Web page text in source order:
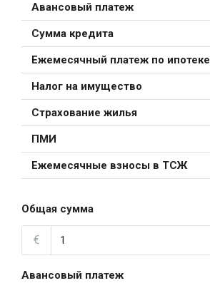
Авансовый платеж
Сумма кредита
Ежемесячный платеж по ипотеке
Налог на имущество
Страхование жилья
ПМИ
Ежемесячные взносы в ТСЖ
Общая сумма
€
Авансовый платеж